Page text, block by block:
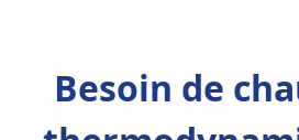
Besoin de